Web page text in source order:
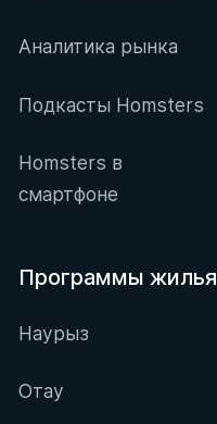
Аналитика рынка
Подкасты Homsters
Homsters в
смартфоне
Программы жилья
Наурыз
Отау